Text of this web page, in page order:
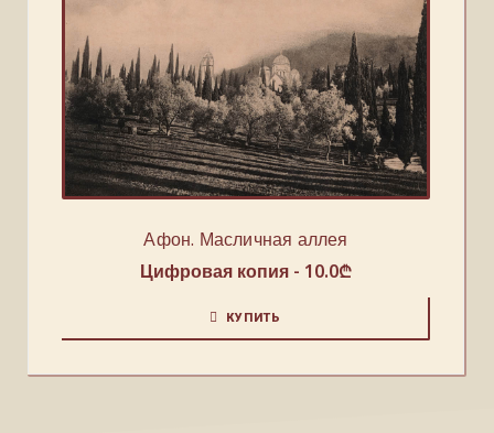
Афон. Масличная аллея
Цифровая копия - 10.0₾
КУПИТЬ